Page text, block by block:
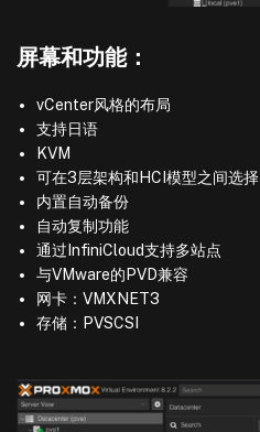
屏幕和功能：
vCenter风格的布局
支持日语
KVM
可在3层架构和HCI模型之间选择
内置自动备份
自动复制功能
通过InfiniCloud支持多站点
与VMware的PVD兼容
网卡：VMXNET3
存储：PVSCSI